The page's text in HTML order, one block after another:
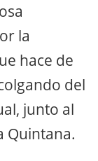
la
hace de
del
junto al
Quintana.